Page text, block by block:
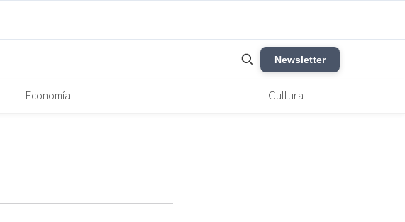
Newsletter
Economía Cultura